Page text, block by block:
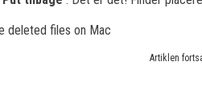
Artiklen